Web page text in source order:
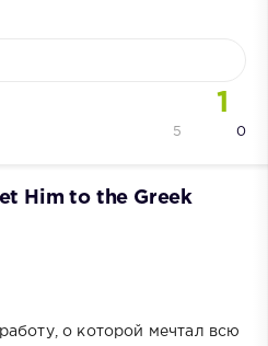
1
0
5
Him to the Greek
о которой мечтал всю